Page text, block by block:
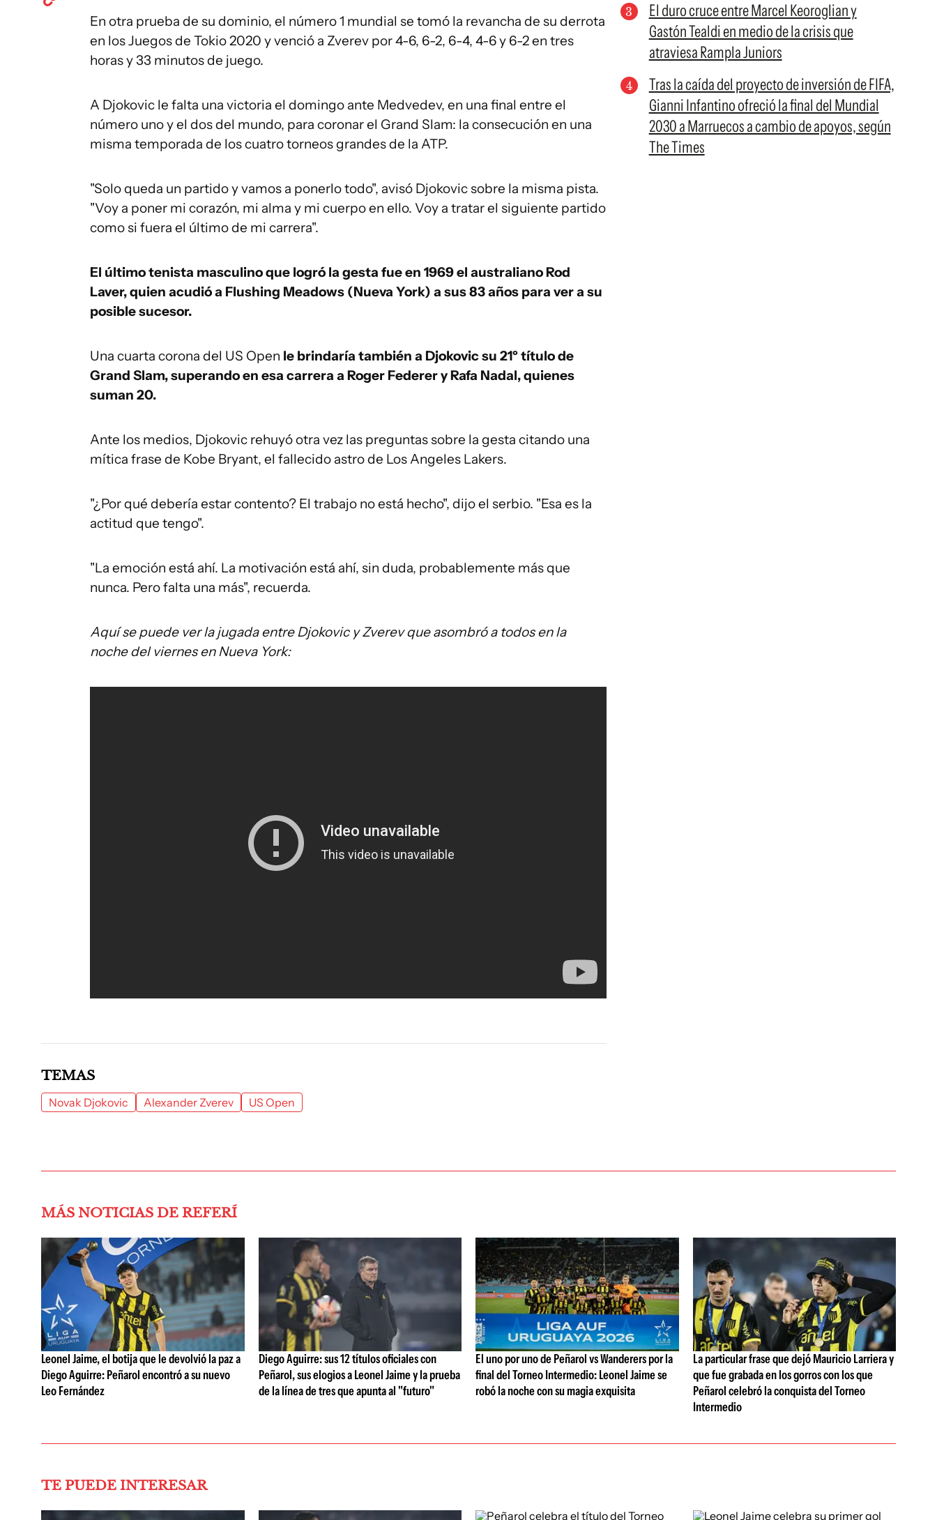
En otra prueba de su dominio, el número 1 mundial se tomó la revancha de su derrota
en los Juegos de Tokio 2020 y venció a Zverev por 4-6, 6-2, 6-4, 4-6 y 6-2 en tres
horas y 33 minutos de juego.
A Djokovic le falta una victoria el domingo ante Medvedev, en una final entre el
número uno y el dos del mundo, para coronar el Grand Slam: la consecución en una
misma temporada de los cuatro torneos grandes de la ATP.
"Solo queda un partido y vamos a ponerlo todo", avisó Djokovic sobre la misma pista.
"Voy a poner mi corazón, mi alma y mi cuerpo en ello. Voy a tratar el siguiente partido
como si fuera el último de mi carrera".
El último tenista masculino que logró la gesta fue en 1969 el australiano Rod
Laver, quien acudió a Flushing Meadows (Nueva York) a sus 83 años para ver a su
posible sucesor.
Una cuarta corona del US Open le brindaría también a Djokovic su 21º título de
Grand Slam, superando en esa carrera a Roger Federer y Rafa Nadal, quienes
suman 20.
Ante los medios, Djokovic rehuyó otra vez las preguntas sobre la gesta citando una
mítica frase de Kobe Bryant, el fallecido astro de Los Angeles Lakers.
"¿Por qué debería estar contento? El trabajo no está hecho", dijo el serbio. "Esa es la
actitud que tengo".
"La emoción está ahí. La motivación está ahí, sin duda, probablemente más que
nunca. Pero falta una más", recuerda.
Aquí se puede ver la jugada entre Djokovic y Zverev que asombró a todos en la
noche del viernes en Nueva York:
El duro cruce entre Marcel Keoroglian y
Gastón Tealdi en medio de la crisis que
atraviesa Rampla Juniors
Tras la caída del proyecto de inversión de FIFA,
Gianni Infantino ofreció la final del Mundial
2030 a Marruecos a cambio de apoyos, según
The Times
TEMAS
Novak Djokovic Alexander Zverev US Open
MÁS NOTICIAS DE REFERÍ
Leonel Jaime, el botija que le devolvió la paz a
Diego Aguirre: Peñarol encontró a su nuevo
Leo Fernández
Diego Aguirre: sus 12 títulos oficiales con
Peñarol, sus elogios a Leonel Jaime y la prueba
de la línea de tres que apunta al "futuro"
El uno por uno de Peñarol vs Wanderers por la
final del Torneo Intermedio: Leonel Jaime se
robó la noche con su magia exquisita
La particular frase que dejó Mauricio Larriera y
que fue grabada en los gorros con los que
Peñarol celebró la conquista del Torneo
Intermedio
TE PUEDE INTERESAR